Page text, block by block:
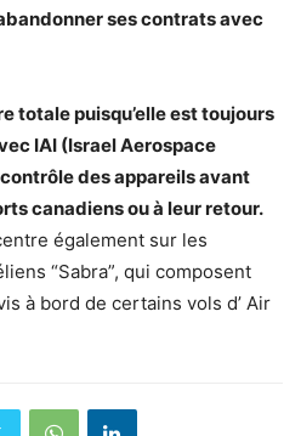
ses contrats avec
totale puisqu’elle est toujours
IAI (Israel Aerospace
des appareils avant
canadiens ou à leur retour.
également sur les
“Sabra”, qui composent
à bord de certains vols d’ Air